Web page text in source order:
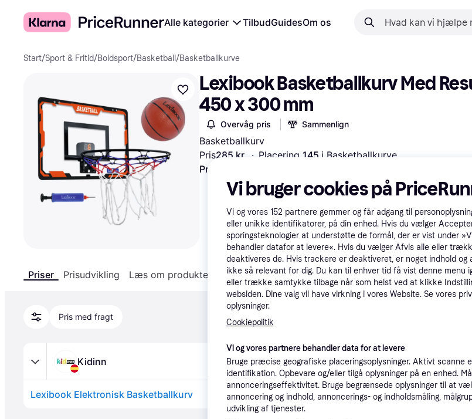
Alle kategorier TilbudGuidesOm os
Start/Sport & Fritid/Boldsport/Basketball /Basketballkurve
Lexibook Basketballkurv Med
450 x 300 mm
Overvåg pris Sammenlign
Basketballkurv
Pris285 kr. · Placering 145 i Basketballkurve
Prøv fleksible betalinger med
Priser Prisudvikling Læs om produktet Specifikationer
Pris med fragt
Kidinn
Lexibook Elektronisk Basketballkurv Fri fragt
Vi bruger cookies på
Vi og vores 152 partnere gemmer og får adgang til
eller unikke identifikatorer, på din enhed. Hvis du vælger
sporingsteknologier at understøtte de formål, der er vist under
behandler datafor at levere«. Hvis du vælger Afvis alle eller
deaktiveres de. Hvis trackere er deaktiveret, er noget indhold og
ikke så relevant for dig. Du kan til enhver tid få vist denne menu
eller trække samtykke tilbage når som helst ved at klikke
websiden. Dine valg vil have virkning i vores Website. Se vores
oplysninger.
Cookiepolitik
Vi og vores partnere behandler data for at levere
Bruge præcise geografiske placeringsoplysninger. Aktivt scanne
identifikation. Opbevare og/eller tilgå oplysninger på en enhed.
annonceringseffektivitet. Bruge begrænsede oplysninger til at
annoncering og indhold, annoncerings- og indholdsmåling,
udvikling af tjenester.